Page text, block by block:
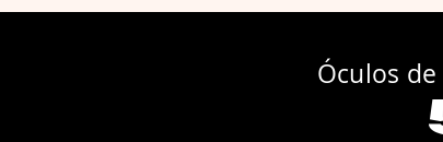
Óculos